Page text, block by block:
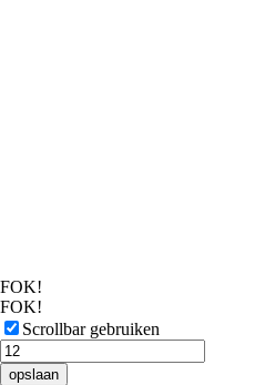
FOK!
FOK!
Scrollbar gebruiken
opslaan